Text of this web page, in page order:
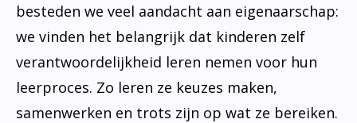
besteden we veel aandacht aan eigenaarschap:
we vinden het belangrijk dat kinderen zelf
verantwoordelijkheid leren nemen voor hun
leerproces. Zo leren ze keuzes maken,
samenwerken en trots zijn op wat ze bereiken.